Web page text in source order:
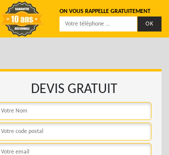
ON VOUS RAPPELLE GRATUITEMENT
DEVIS GRATUIT